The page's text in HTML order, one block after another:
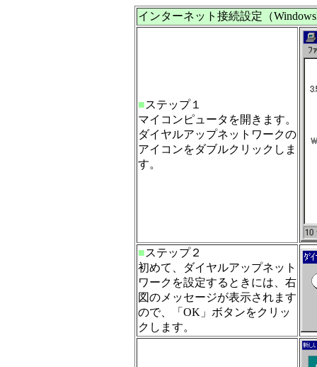
インターネット接続設定（
■ステップ１
マイコンピュータを開きます。
ダイヤルアップネットワークの
アイコンをダブルクリックしま
す。
■ステップ２
初めて、ダイヤルアップネット
ワークを設定するときには、右
図のメッセージが表示されます
ので、「OK」ボタンをクリッ
クします。